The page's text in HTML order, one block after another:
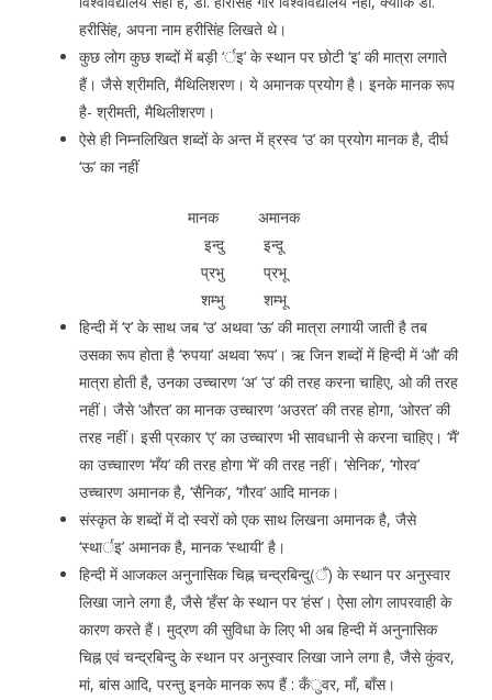
हरीसिंह, अपना नाम हरीसिंह लिखते थे।
कुछ लोग कुछ शब्दों में बड़ी ‘र्इ’ के स्थान पर छोटी ‘इ’ की मात्रा लगाते
हैं। जैसे श्रीमति, मैथिलिशरण। ये अमानक प्रयोग है। इनके मानक रूप
है- श्रीमती, मैथिलीशरण।
ऐसे ही निम्नलिखित शब्दों के अन्त में ह्रस्व ‘उ’ का प्रयोग मानक है, दीर्घ
‘ऊ’ का नहीं
मानक अमानक
इन्दु इन्दू
प्रभु प्रभू
शम्भु शम्भू
हिन्दी में ‘र’ के साथ जब ‘उ’ अथवा ‘ऊ’ की मात्रा लगायी जाती है तब
उसका रूप होता है ‘रुपया’ अथवा ‘रूप’। ऋ जिन शब्दों में हिन्दी में ‘औ’ की
मात्रा होती है, उनका उच्चारण ‘अ’ ‘उ’ की तरह करना चाहिए, ओ की तरह
नहीं। जैसे ‘औरत’ का मानक उच्चारण ‘अउरत’ की तरह होगा, ‘ओरत’ की
तरह नहीं। इसी प्रकार ‘ए’ का उच्चारण भी सावधानी से करना चाहिए। ‘मैं’
का उच्चाारण ‘मँय’ की तरह होगा ‘में’ की तरह नहीं। ‘सेनिक’, ‘गोरव’
उच्चारण अमानक है, ‘सैनिक’, ‘गौरव’ आदि मानक।
संस्कृत के शब्दों में दो स्वरों को एक साथ लिखना अमानक है, जैसे
‘स्थार्इ’ अमानक है, मानक ‘स्थायी’ है।
हिन्दी में आजकल अनुनासिक चिह्न चन्द्रबिन्दु(ँ) के स्थान पर अनुस्वार
लिखा जाने लगा है, जैसे ‘हँस’ के स्थान पर ‘हंस’। ऐसा लोग लापरवाही के
कारण करते हैं। मुद्रण की सुविधा के लिए भी अब हिन्दी में अनुनासिक
चिह्न एवं चन्द्रबिन्दु के स्थान पर अनुस्वार लिखा जाने लगा है, जैसे कुंवर,
मां, बांस आदि, परन्तु इनके मानक रूप हैं : कँुवर, माँ, बाँस।